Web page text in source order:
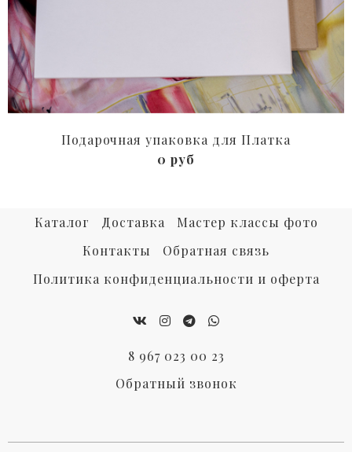
Подарочная упаковка для Платка
0 руб
Каталог Доставка
Мастер классы фото
Контакты
Обратная связь
Политика конфиденциальности и оферта
8 967 023 00 23
Обратный звонок